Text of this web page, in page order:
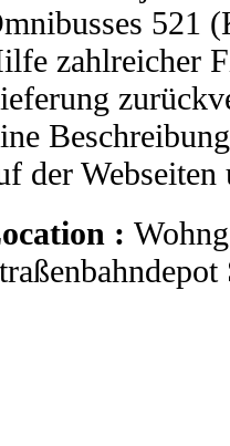
521
zahlreicher
der
: